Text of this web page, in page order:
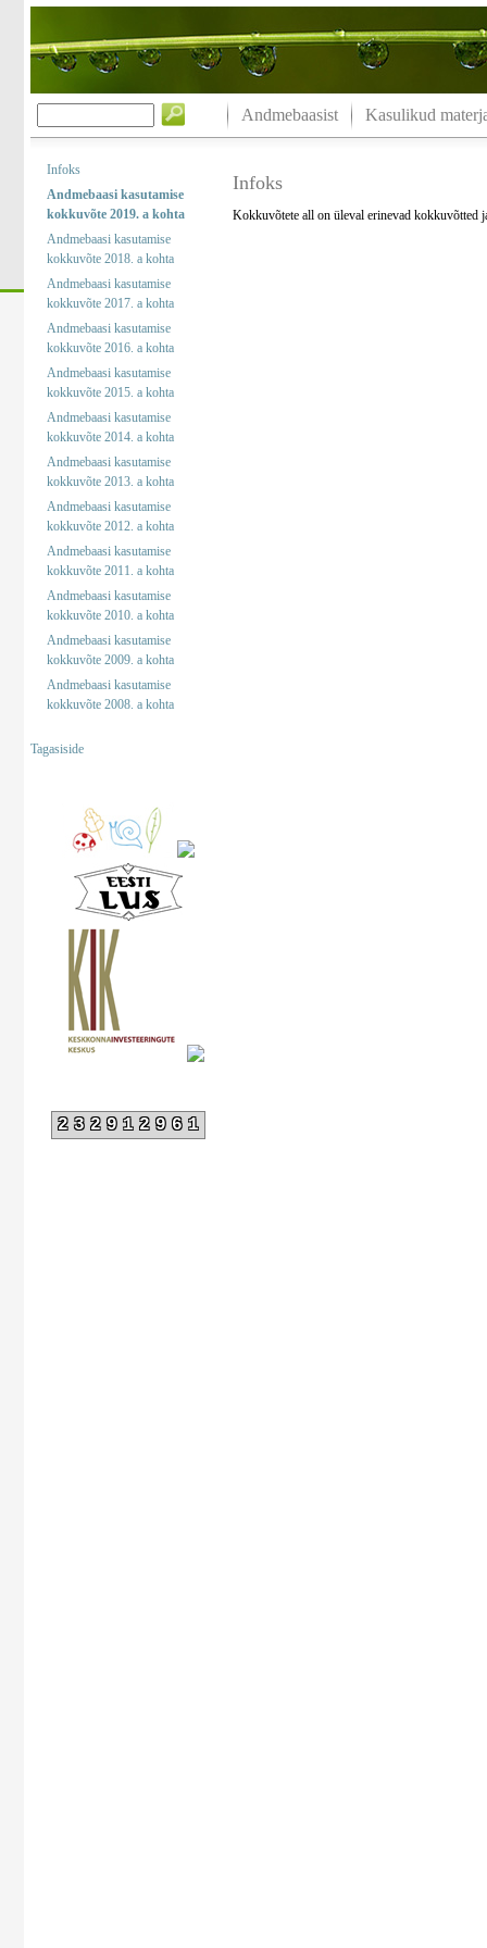
Andmebaasist Kasulikud
Infoks
Andmebaasi kasutamise
kokkuvõte 2019. a kohta
Andmebaasi kasutamise
kokkuvõte 2018. a kohta
Andmebaasi kasutamise
kokkuvõte 2017. a kohta
Andmebaasi kasutamise
kokkuvõte 2016. a kohta
Andmebaasi kasutamise
kokkuvõte 2015. a kohta
Andmebaasi kasutamise
kokkuvõte 2014. a kohta
Andmebaasi kasutamise
kokkuvõte 2013. a kohta
Andmebaasi kasutamise
kokkuvõte 2012. a kohta
Andmebaasi kasutamise
kokkuvõte 2011. a kohta
Andmebaasi kasutamise
kokkuvõte 2010. a kohta
Andmebaasi kasutamise
kokkuvõte 2009. a kohta
Andmebaasi kasutamise
kokkuvõte 2008. a kohta
Tagasiside
232912961
Infoks
Kokkuvõtete all on üleval erinevad kokkuvõtted